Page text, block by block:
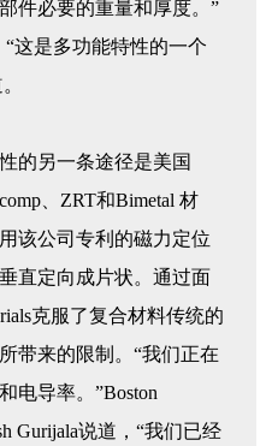
件必要的重量和厚度。”
“这是多功能特性的一个
的另一条途径是美国
、ZRT和Bimetal 材
该公司专利的磁力定位
直定向成片状。通过面
克服了复合材料传统的
带来的限制。“我们正在
电导率。”Boston
Gurijala说道，“我们已经